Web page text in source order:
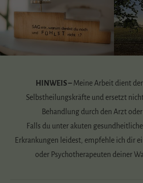
HINWEIS –Meine Arbeit dient
Selbstheilungskräfte und ersetzt
Behandlung durch den Arzt
Falls du unter akuten
Erkrankungen leidest, empfehle ich dir
oder Psychotherapeuten deiner